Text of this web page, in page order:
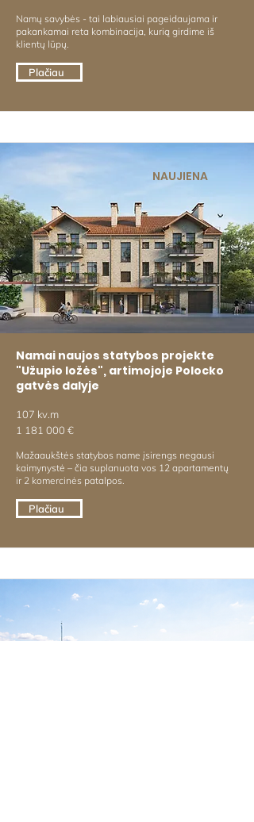
Namų savybės - tai labiausiai pageidaujama ir
pakankamai reta kombinacija, kurią girdime iš
klientų lūpų.
Plačiau
NAUJIENA
Namai naujos statybos projekte
"Užupio ložės", artimojoje Polocko
gatvės dalyje
107 kv.m
1 181 000 €
Mažaaukštės statybos name įsirengs negausi
kaimynystė – čia suplanuota vos 12 apartamentų
ir 2 komercinės patalpos.
Plačiau